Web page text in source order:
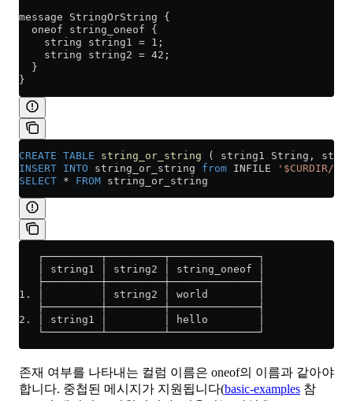
message StringOrString {
  oneof string_oneof {
    string string1 = 1;
    string string2 = 42;
  }
}
CREATE TABLE string_or_string ( string1 String,
INSERT INTO string_or_string from INFILE
'$CURDIR/
SELECT * FROM string_or_string
   ┌─────────┬─────────┬──────────────┐
   │ string1 │ string2 │ string_oneof │
   ├─────────┼─────────┼──────────────┤
1. │         │ string2 │ world        │
   ├─────────┼─────────┼──────────────┤
2. │ string1 │         │ hello        │
   └─────────┴─────────┴──────────────┘
존재 여부를 나타내는 컬럼 이름은 oneof의 이름과 같아야
합니다. 중첩된 메시지가 지원됩니다(basic-examples 참